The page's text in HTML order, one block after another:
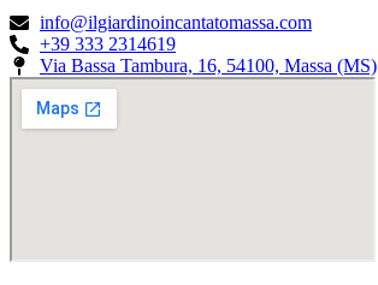
info@ilgiardinoincantatomassa.com
+39 333 2314619
Via Bassa Tambura, 16, 54100, Massa (MS)